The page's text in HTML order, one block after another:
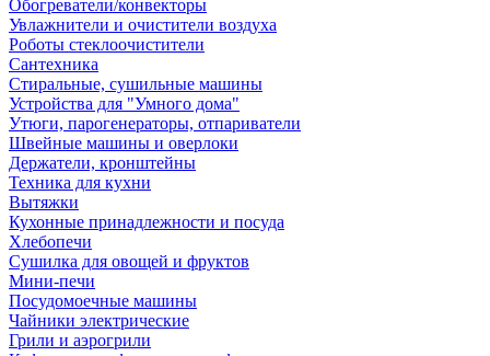
Обогреватели/конвекторы
Увлажнители и очистители воздуха
Роботы стеклоочистители
Сантехника
Стиральные, сушильные машины
Устройства для "Умного дома"
Утюги, парогенераторы, отпариватели
Швейные машины и оверлоки
Держатели, кронштейны
Техника для кухни
Вытяжки
Кухонные принадлежности и посуда
Хлебопечи
Сушилка для овощей и фруктов
Мини-печи
Посудомоечные машины
Чайники электрические
Грили и аэрогрили